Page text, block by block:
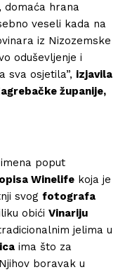
domaća hrana
veseli kada na
iz Nizozemske
oduševljenje i
sva osjetila”, izjavila
županije,
poput
Winelife koja je
svog fotografa
obići Vinariju
jelima u
ima što za
boravak u